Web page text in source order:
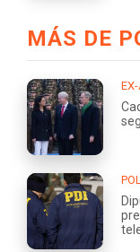
MÁS DE